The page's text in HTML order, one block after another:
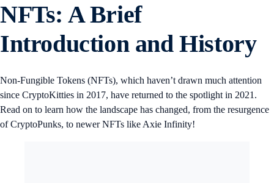
NFTs: A Brief
Introduction and History
Non-Fungible Tokens (NFTs), which haven’t drawn much attention
since CryptoKitties in 2017, have returned to the spotlight in 2021.
Read on to learn how the landscape has changed, from the resurgence
of CryptoPunks, to newer NFTs like Axie Infinity!